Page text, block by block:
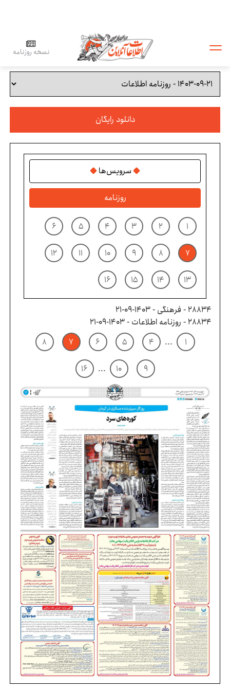
نسخه روزنامه
دانلود رایگان
سرویس‌ها
روزنامه
۱ ۲ ۳ ۴ ۵ ۶
۷ ۸ ۹ ۱۰ ۱۱ ۱۲
۱۳ ۱۴ ۱۵ ۱۶
28834 - فرهنگی - ۱۴۰۳-۰۹-۲۱
28834 - روزنامه اطلاعات - ۱۴۰۳-۰۹-۲۱
۱
... ۴ ۵ ۶ ۷ ۸
۹ ۱۰ ... ۱۶